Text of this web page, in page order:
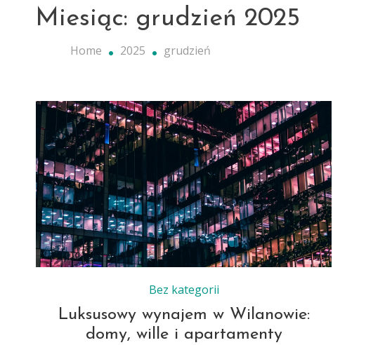
Miesiąc: grudzień 2025
Home 2025 grudzień
Bez kategorii
Luksusowy wynajem w Wilanowie:
domy, wille i apartamenty